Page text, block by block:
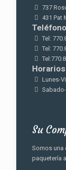
737
431 Pat
Tel:
Tel:
Horarios
Lunes-
Su
Somos una
paquetería